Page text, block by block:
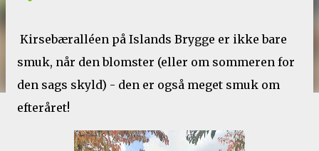
Kirsebæralléen på Islands Brygge er ikke bare
smuk, når den blomster (eller om sommeren for
den sags skyld) - den er også meget smuk om
efteråret!